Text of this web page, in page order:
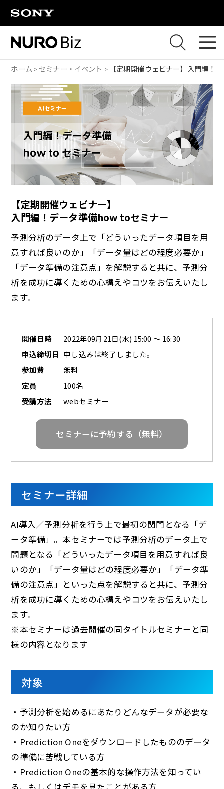
ホーム セミナー・イベント 【定期開催ウェビナー】 入門編！
【定期開催ウェビナー】
入門編！データ準備how toセミナー
予測分析のデータ上で「どういったデータ項目を用
意すれば良いのか」「データ量はどの程度必要か」
「データ準備の注意点」を解説すると共に、予測分
析を成功に導くための心構えやコツをお伝えいたし
ます。
開催日時
2022年09月21日(水) 15:00 ～ 16:30
申込締切日 申し込みは終了しました。
参加費
無料
定員
100名
受講方法
webセミナー
セミナーに予約する（無料）
セミナー詳細
AI導入／予測分析を行う上で最初の関門となる「デ
ータ準備」。本セミナーでは予測分析のデータ上で
問題となる「どういったデータ項目を用意すれば良
いのか」「データ量はどの程度必要か」「データ準
備の注意点」といった点を解説すると共に、予測分
析を成功に導くための心構えやコツをお伝えいたし
ます。
※本セミナーは過去開催の同タイトルセミナーと同
様の内容となります
対象
・予測分析を始めるにあたりどんなデータが必要な
のか知りたい方
・Prediction Oneをダウンロードしたもののデータ
の準備に苦戦している方
・Prediction Oneの基本的な操作方法を知ってい
る、もしくはデモを見たことがある方